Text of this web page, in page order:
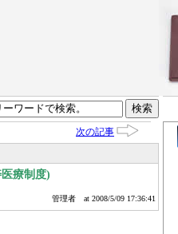
次の記事
療制度)
管理者 at 2008/5/09 17:36:41